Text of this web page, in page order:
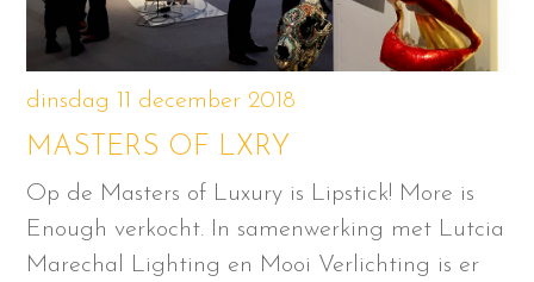
dinsdag 11 december 2018
MASTERS OF LXRY
Op de Masters of Luxury is Lipstick! More is
Enough verkocht. In samenwerking met Lutcia
Marechal Lighting en Mooi Verlichting is er